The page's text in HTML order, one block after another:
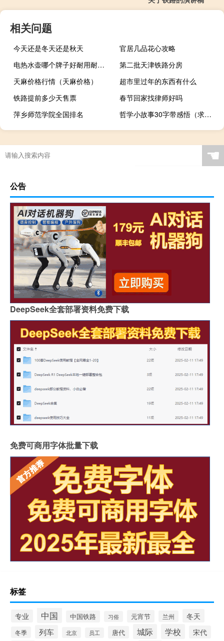
相关问题
今天还是冬天还是秋天
官居几品花心攻略
电热水壶哪个牌子好耐用耐烧（电热水壶哪个牌子好）
第二批天津铁路分房
天麻价格行情（天麻价格）
超市里过年的东西有什么
铁路提前多少天售票
春节回家找律师好吗
萍乡师范学院全国排名
哲学小故事30字带感悟（求哲学小故事）
☚
公告
DeepSeek全套部署资料免费下载
免费可商用字体批量下载
标签
专业 中国 中国铁路 习俗 元宵节 兰州 冬天
冬季 列车 北京 员工 唐代 城际 学校 宋代